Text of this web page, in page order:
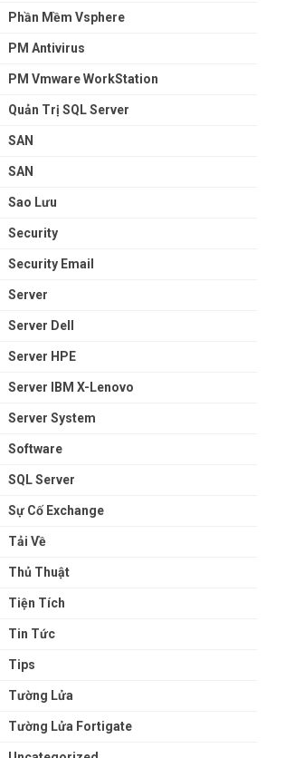
Phần Mềm Vsphere
PM Antivirus
PM Vmware WorkStation
Quản Trị SQL Server
SAN
SAN
Sao Lưu
Security
Security Email
Server
Server Dell
Server HPE
Server IBM X-Lenovo
Server System
Software
SQL Server
Sự Cố Exchange
Tải Về
Thủ Thuật
Tiện Tích
Tin Tức
Tips
Tường Lửa
Tường Lửa Fortigate